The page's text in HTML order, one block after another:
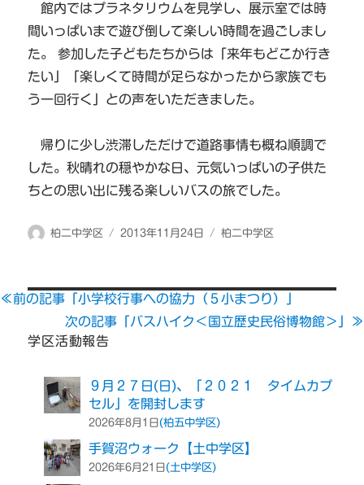
館内ではプラネタリウムを見学し、展示室では時
間いっぱいまで遊び倒して楽しい時間を過ごしまし
た。 参加した子どもたちからは「来年もどこか行き
たい」「楽しくて時間が足らなかったから家族でも
う一回行く」との声をいただきました。
帰りに少し渋滞しただけで道路事情も概ね順調で
した。秋晴れの穏やかな日、元気いっぱいの子供た
ちとの思い出に残る楽しいバスの旅でした。
投
柏二中学区
投
2013年11月24日
カ
ー
柏二中学区
≪前の記事「小学校行事への協力（５小まつり）」
次の記事「バスハイク＜国立歴史民俗博物館＞」≫
学区活動報告
９月２７日(日)、「２０２１ タイムカプ
セル」を開封します
2026年8月1日(柏五中学区)
手賀沼ウォーク【土中学区】
2026年6月21日(土中学区)